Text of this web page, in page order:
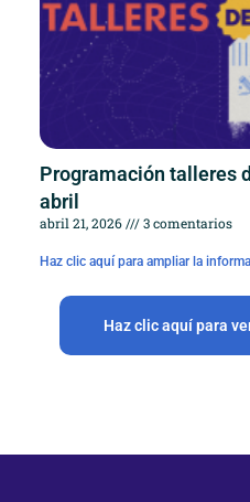
Programación talleres
abril
abril 21, 2026 3 comentarios
Haz clic aquí para ampliar la
Haz clic aquí para